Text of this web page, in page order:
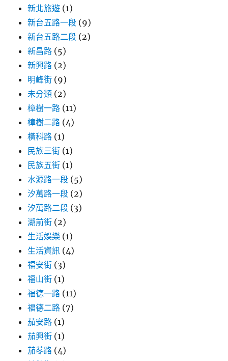
新北旅遊 (1)
新台五路一段 (9)
新台五路二段 (2)
新昌路 (5)
新興路 (2)
明峰街 (9)
未分類 (2)
樟樹一路 (11)
樟樹二路 (4)
橫科路 (1)
民族三街 (1)
民族五街 (1)
水源路一段 (5)
汐萬路一段 (2)
汐萬路二段 (3)
湖前街 (2)
生活娛樂 (1)
生活資訊 (4)
福安街 (3)
福山街 (1)
福德一路 (11)
福德二路 (7)
茄安路 (1)
茄興街 (1)
茄苳路 (4)